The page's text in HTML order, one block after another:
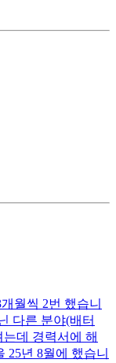
월씩 2번 했습니
다른 분야(배터
데 경력서에 해
25년 8월에 했습니